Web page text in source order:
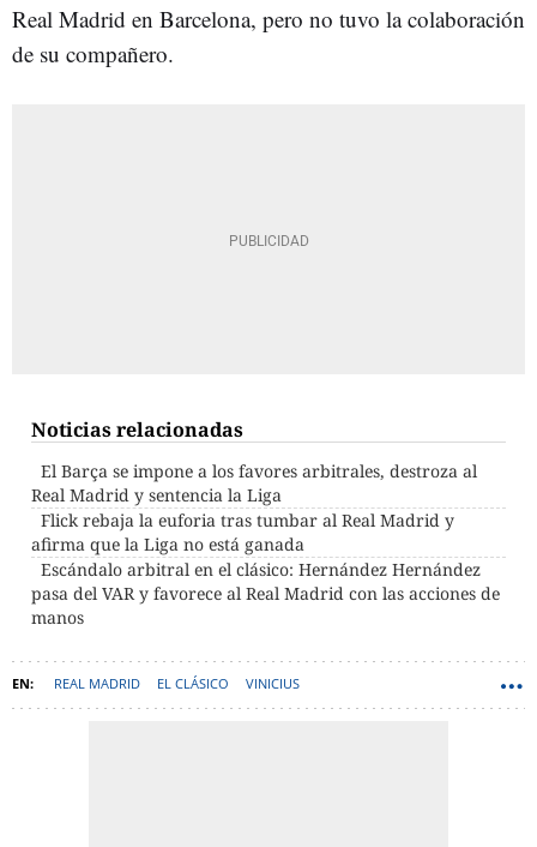
Real Madrid en Barcelona, pero no tuvo la colaboración
de su compañero.
Noticias relacionadas
El Barça se impone a los favores arbitrales, destroza al
Real Madrid y sentencia la Liga
Flick rebaja la euforia tras tumbar al Real Madrid y
afirma que la Liga no está ganada
Escándalo arbitral en el clásico: Hernández Hernández
pasa del VAR y favorece al Real Madrid con las acciones de
manos
REAL MADRID EL CLÁSICO VINICIUS